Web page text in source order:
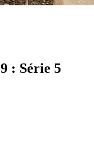
: Série 5